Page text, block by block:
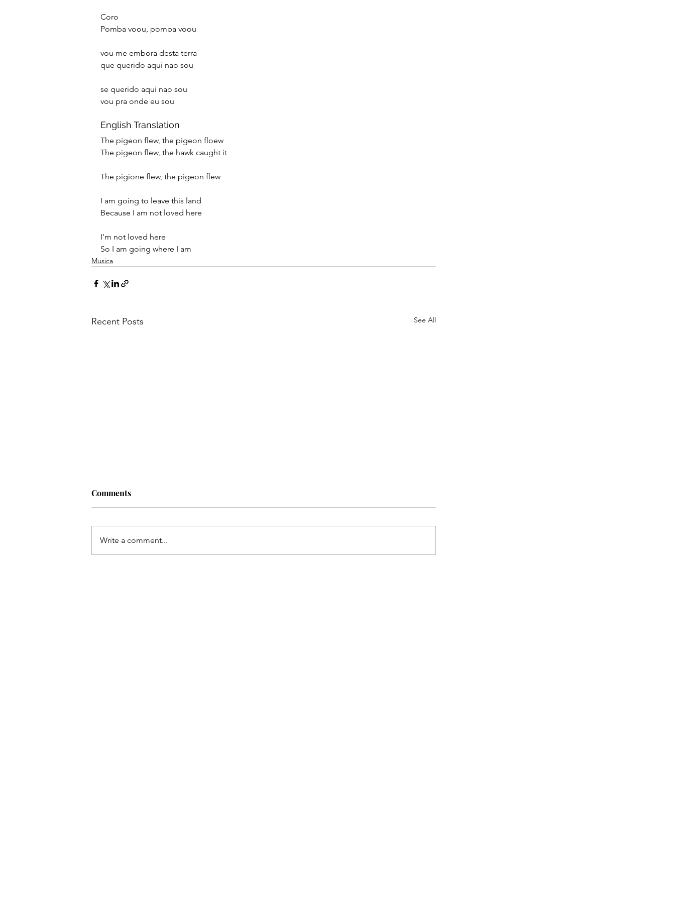
Coro
Pomba voou, pomba voou
vou me embora desta terra
que querido aqui nao sou
se querido aqui nao sou
vou pra onde eu sou
English Translation
The pigeon flew, the pigeon floew
The pigeon flew, the hawk caught it
The pigione flew, the pigeon flew
I am going to leave this land
Because I am not loved here
I'm not loved here
So I am going where I am
Musica
Recent Posts See All
Comments
Write a comment...